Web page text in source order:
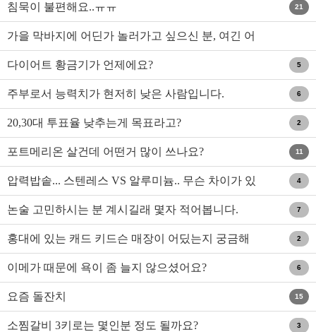
침묵이 불편해요..ㅠㅠ 21
가을 막바지에 어딘가 놀러가고 싶으신 분, 여긴 어
떤가요 ㅎㅎㅎ..
다이어트 황금기가 언제에요? 5
주부로서 능력치가 현저히 낮은 사람입니다. 6
20,30대 투표율 낮추는게 목표라고? 2
포트메리온 살건데 어떤거 많이 쓰나요? 11
압력밥솥... 스텐레스 VS 알루미늄.. 무슨 차이가 있
나요?
4
논술 고민하시는 분 계시길래 몇자 적어봅니다. 7
홍대에 있는 캐드 키드슨 매장이 어딨는지 궁금해
요.
2
이메가 때문에 욕이 좀 늘지 않으셨어요? 6
요즘 돌잔치 15
소찜갈비 3키로는 몇인분 정도 될까요? 3